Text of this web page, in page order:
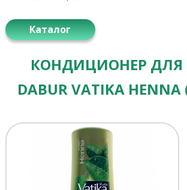
Каталог
КОНДИЦИОНЕР ДЛЯ
DABUR VATIKA